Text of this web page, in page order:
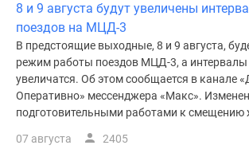
8 и 9 августа будут увеличены
поездов на МЦД-3
В предстоящие выходные, 8 и 9 августа,
режим работы поездов МЦД-3, а
увеличатся. Об этом сообщается в канале
Оперативно» мессенджера «Макс».
подготовительными работами к смещению
07 августа 2405